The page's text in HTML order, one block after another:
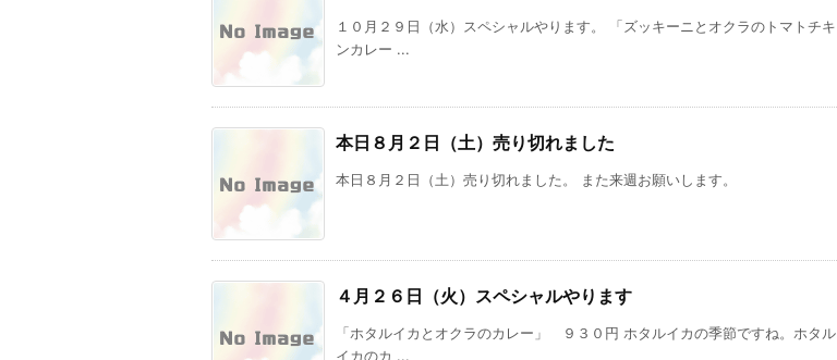
１０月２９日（水）スペシャルやります。 「ズッキーニとオクラのトマトチキ
ンカレー ...
本日８月２日（土）売り切れました
本日８月２日（土）売り切れました。 また来週お願いします。
４月２６日（火）スペシャルやります
「ホタルイカとオクラのカレー」 ９３０円 ホタルイカの季節ですね。ホタル
イカのカ ...